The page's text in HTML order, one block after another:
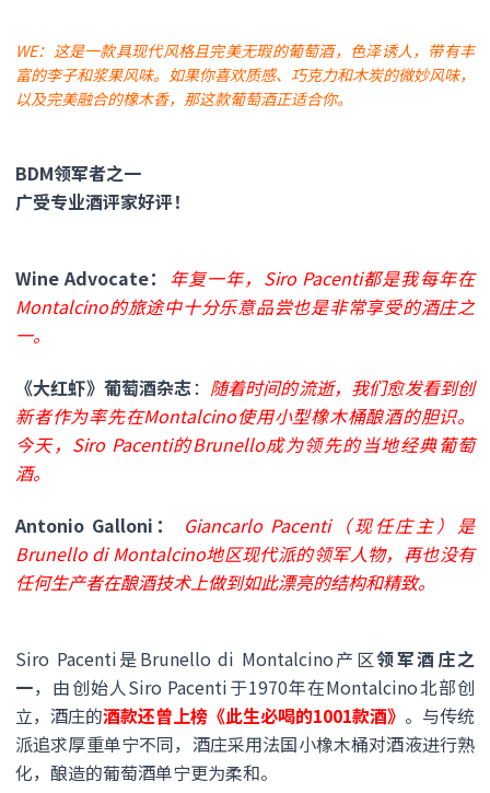
WE：这是一款具现代风格且完美无瑕的葡萄酒，色泽诱人，带有丰
富的李子和浆果风味。如果你喜欢质感、巧克力和木炭的微妙风味，
以及完美融合的橡木香，那这款葡萄酒正适合你。
BDM领军者之一
广受专业酒评家好评！
Wine Advocate： 年复一年，Siro Pacenti都是我每年在
Montalcino的旅途中十分乐意品尝也是非常享受的酒庄之
一。
《大红虾》葡萄酒杂志： 随着时间的流逝，我们愈发看到创
新者作为率先在Montalcino使用小型橡木桶酿酒的胆识。
今天，Siro Pacenti的Brunello成为领先的当地经典葡萄
酒。
Antonio Galloni：
Giancarlo Pacenti（现任庄主）是
Brunello di Montalcino地区现代派的领军人物，再也没有
任何生产者在酿酒技术上做到如此漂亮的结构和精致。
Siro Pacenti是Brunello di Montalcino产区领军酒庄之
一，由创始人Siro Pacenti于1970年在Montalcino北部创
立，酒庄的酒款还曾上榜《此生必喝的1001款酒》 。与传统
派追求厚重单宁不同，酒庄采用法国小橡木桶对酒液进行熟
化，酿造的葡萄酒单宁更为柔和。